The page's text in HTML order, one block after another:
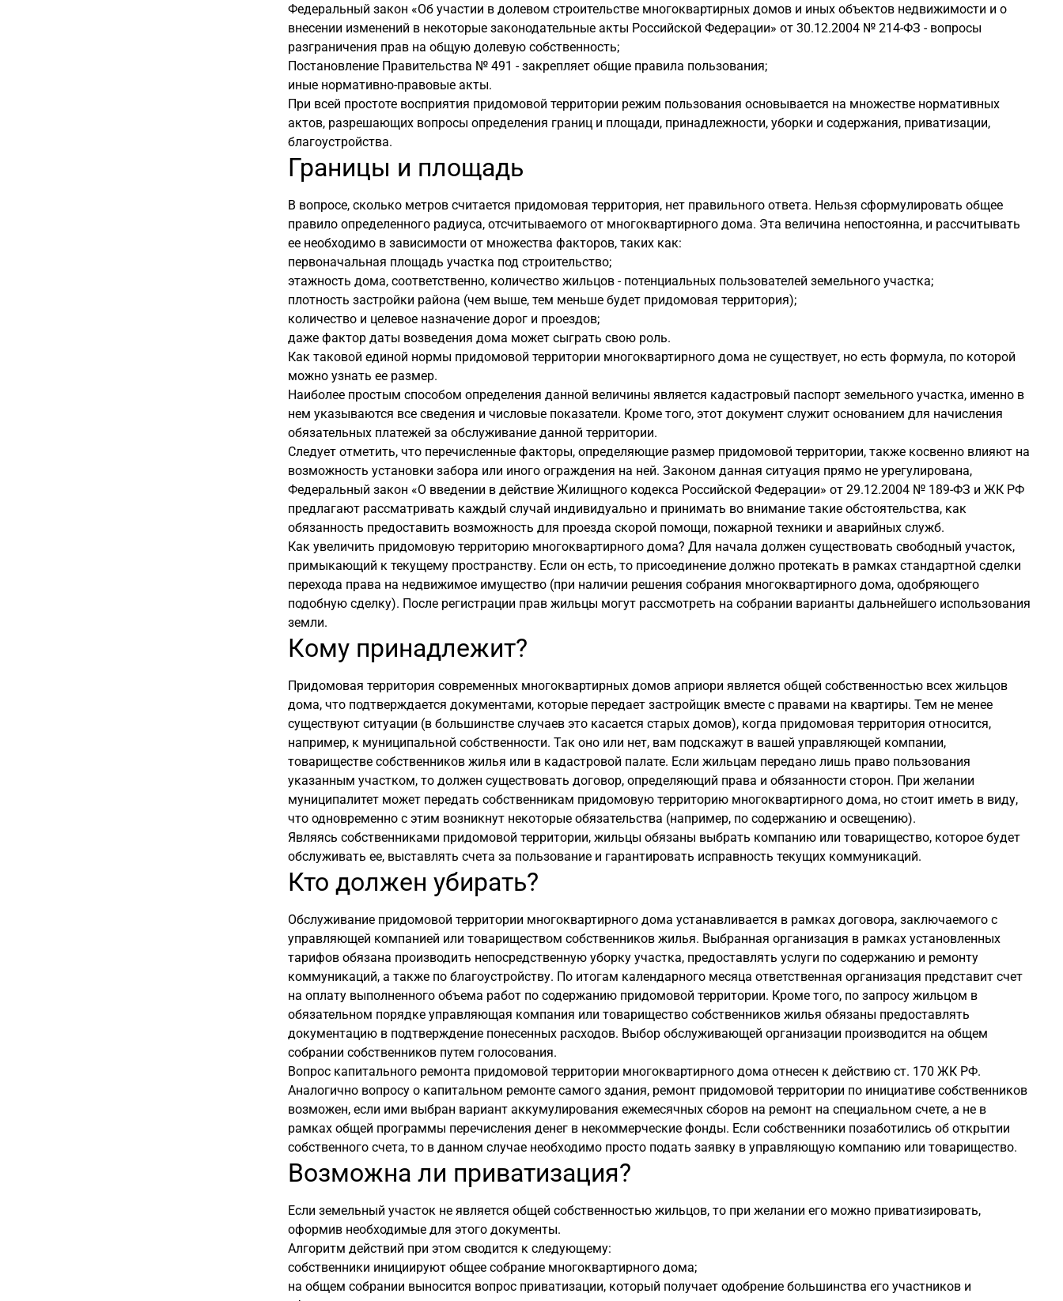
Федеральный закон «Об участии в долевом строительстве многоквартирных домов и иных объектов недвижимости и о
внесении изменений в некоторые законодательные акты Российской Федерации» от 30.12.2004 № 214-ФЗ - вопросы
разграничения прав на общую долевую собственность;
Постановление Правительства № 491 - закрепляет общие правила пользования;
иные нормативно-правовые акты.
При всей простоте восприятия придомовой территории режим пользования основывается на множестве нормативных
актов, разрешающих вопросы определения границ и площади, принадлежности, уборки и содержания, приватизации,
благоустройства.
Границы и площадь
В вопросе, сколько метров считается придомовая территория, нет правильного ответа. Нельзя сформулировать общее
правило определенного радиуса, отсчитываемого от многоквартирного дома. Эта величина непостоянна, и рассчитывать
ее необходимо в зависимости от множества факторов, таких как:
первоначальная площадь участка под строительство;
этажность дома, соответственно, количество жильцов - потенциальных пользователей земельного участка;
плотность застройки района (чем выше, тем меньше будет придомовая территория);
количество и целевое назначение дорог и проездов;
даже фактор даты возведения дома может сыграть свою роль.
Как таковой единой нормы придомовой территории многоквартирного дома не существует, но есть формула, по которой
можно узнать ее размер.
Наиболее простым способом определения данной величины является кадастровый паспорт земельного участка, именно в
нем указываются все сведения и числовые показатели. Кроме того, этот документ служит основанием для начисления
обязательных платежей за обслуживание данной территории.
Следует отметить, что перечисленные факторы, определяющие размер придомовой территории, также косвенно влияют на
возможность установки забора или иного ограждения на ней. Законом данная ситуация прямо не урегулирована,
Федеральный закон «О введении в действие Жилищного кодекса Российской Федерации» от 29.12.2004 № 189-ФЗ и ЖК РФ
предлагают рассматривать каждый случай индивидуально и принимать во внимание такие обстоятельства, как
обязанность предоставить возможность для проезда скорой помощи, пожарной техники и аварийных служб.
Как увеличить придомовую территорию многоквартирного дома? Для начала должен существовать свободный участок,
примыкающий к текущему пространству. Если он есть, то присоединение должно протекать в рамках стандартной сделки
перехода права на недвижимое имущество (при наличии решения собрания многоквартирного дома, одобряющего
подобную сделку). После регистрации прав жильцы могут рассмотреть на собрании варианты дальнейшего использования
земли.
Кому принадлежит?
Придомовая территория современных многоквартирных домов априори является общей собственностью всех жильцов
дома, что подтверждается документами, которые передает застройщик вместе с правами на квартиры. Тем не менее
существуют ситуации (в большинстве случаев это касается старых домов), когда придомовая территория относится,
например, к муниципальной собственности. Так оно или нет, вам подскажут в вашей управляющей компании,
товариществе собственников жилья или в кадастровой палате. Если жильцам передано лишь право пользования
указанным участком, то должен существовать договор, определяющий права и обязанности сторон. При желании
муниципалитет может передать собственникам придомовую территорию многоквартирного дома, но стоит иметь в виду,
что одновременно с этим возникнут некоторые обязательства (например, по содержанию и освещению).
Являясь собственниками придомовой территории, жильцы обязаны выбрать компанию или товарищество, которое будет
обслуживать ее, выставлять счета за пользование и гарантировать исправность текущих коммуникаций.
Кто должен убирать?
Обслуживание придомовой территории многоквартирного дома устанавливается в рамках договора, заключаемого с
управляющей компанией или товариществом собственников жилья. Выбранная организация в рамках установленных
тарифов обязана производить непосредственную уборку участка, предоставлять услуги по содержанию и ремонту
коммуникаций, а также по благоустройству. По итогам календарного месяца ответственная организация представит счет
на оплату выполненного объема работ по содержанию придомовой территории. Кроме того, по запросу жильцом в
обязательном порядке управляющая компания или товарищество собственников жилья обязаны предоставлять
документацию в подтверждение понесенных расходов. Выбор обслуживающей организации производится на общем
собрании собственников путем голосования.
Вопрос капитального ремонта придомовой территории многоквартирного дома отнесен к действию ст. 170 ЖК РФ.
Аналогично вопросу о капитальном ремонте самого здания, ремонт придомовой территории по инициативе собственников
возможен, если ими выбран вариант аккумулирования ежемесячных сборов на ремонт на специальном счете, а не в
рамках общей программы перечисления денег в некоммерческие фонды. Если собственники позаботились об открытии
собственного счета, то в данном случае необходимо просто подать заявку в управляющую компанию или товарищество.
Возможна ли приватизация?
Если земельный участок не является общей собственностью жильцов, то при желании его можно приватизировать,
оформив необходимые для этого документы.
Алгоритм действий при этом сводится к следующему:
собственники инициируют общее собрание многоквартирного дома;
на общем собрании выносится вопрос приватизации, который получает одобрение большинства его участников и